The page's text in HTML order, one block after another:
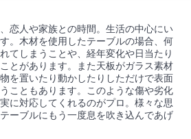
恋人や家族との時間。生活の中心にい
。木材を使用したテーブルの場合、何
てしまうことや、経年変化や日当たり
とがあります。また天板がガラス素材
を置いたり動かしたりしただけで表面
こともあります。このような傷や劣化
に対応してくれるのがプロ。様々な思
ーブルにもう一度息を吹き込んであげ